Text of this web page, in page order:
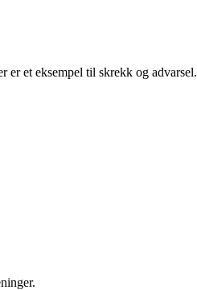
er et eksempel til skrekk og advarsel.